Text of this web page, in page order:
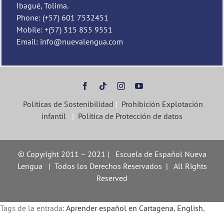
Ibagué, Tolima.
Phone: (+57) 601 7532451
Mobile: +(57) 315 855 9551
Email: info@nuevalengua.com
Políticas de Sostenibilidad | Prohibición Explotación
infantil | Política de Protección de datos
© Copyright 2011 – 2021 | Escuela de Español Nueva
Lengua | Todos los Derechos Reservados | All Rights
Reserved
Tags de la entrada: Aprender español en Cartagena, English,